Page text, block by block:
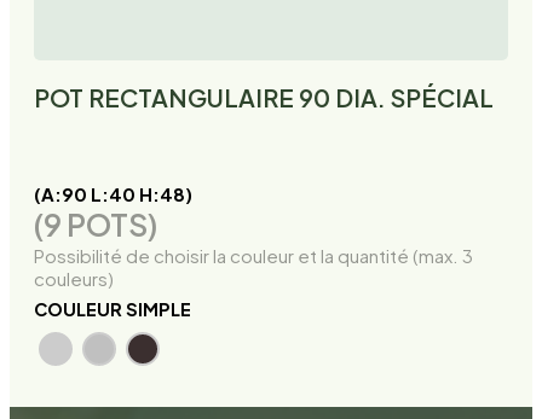
POT RECTANGULAIRE 90 DIA. SPÉCIAL
(A:90 L:40 H:48)
(9 POTS)
Possibilité de choisir la couleur et la quantité (max. 3
couleurs)
COULEUR SIMPLE